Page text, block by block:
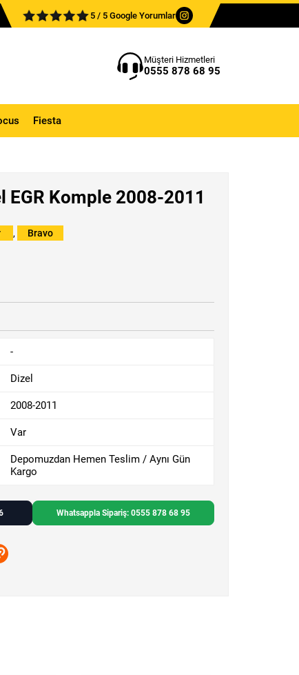
5 / 5 Google Yorumlar
Müşteri Hizmetleri
0555 878 68 95
Fiesta
EGR Komple 2008-2011
, Bravo
-
Dizel
2008-2011
Var
Depomuzdan Hemen Teslim / Aynı Gün
Kargo
Whatsappla Sipariş: 0555 878 68 95